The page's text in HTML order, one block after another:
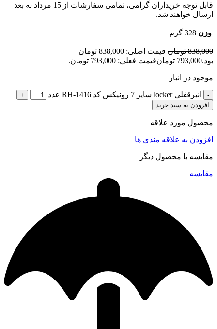
قابل توجه خریداران گرامی، تمامی سفارشات از 15 مرداد به بعد
ارسال خواهند شد.
وزن 328 گرم
838,000 تومان
قیمت اصلی: 838,000 تومان
بود.793,000 تومانقیمت فعلی: 793,000 تومان.
موجود در انبار
انبرقفلی locker سایز 7 رونیکس کد RH-1416 عدد
افزودن به سبد خرید
محصول مورد علاقه
افزودن به علاقه مندی ها
مقایسه با محصول دیگر
مقایسه